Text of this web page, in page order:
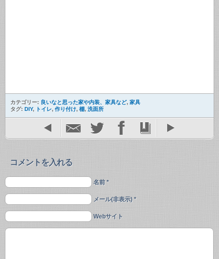
カテゴリー: 良いなと思った家や内装、家具など, 家具
タグ: DIY, トイレ, 作り付け, 棚, 洗面所
コメントを入れる
名前 *
メール(非表示) *
Webサイト